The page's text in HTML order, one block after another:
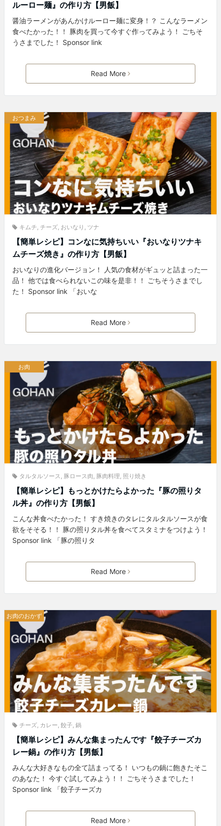
ルーロー麺』の作り方【男飯】
醤油ラーメンがあんかけルーロー麺に変身！？ こんなラーメン
食べたかった！！ 豚肉を買って今すぐ作ってみよう！ ごちそ
うさまでした！ Sponsor link
Read More
おつまみ
キムチ, チーズ, おいなり , ツナ
【簡単レシピ】コンなに気持ちいい『おいなりツナキ
ムチーズ焼き』の作り方【男飯】
おいなりの進化バージョン！ 人気の食材がギュッと詰まった一
品！ 他では食べられないこの味を是非！！ ごちそうさまでし
た！ Sponsor link 「おいな
Read More
お肉
タルタルソース, 豚ロース肉, 豚肉料理, 照り焼き
【簡単レシピ】もっとかけたらよかった『豚の照りタ
ル丼』の作り方【男飯】
こんな丼食べたかった！ すき焼きのタレにタルタルソースが食
欲をそそる！！ 豚の照りタル丼を食べてスタミナをつけよう！
Sponsor link 「豚の照りタ
Read More
お肉のおかず
チーズ, カレー, 餃子, 鍋
【簡単レシピ】みんな集まったんです『餃子チーズカ
レー鍋』の作り方【男飯】
みんな大好きなもの全て詰まってる！ いつもの鍋に飽きたそこ
のあなた！ 今すぐ試してみよう！！ ごちそうさまでした！
Sponsor link 「餃子チーズカ
Read More